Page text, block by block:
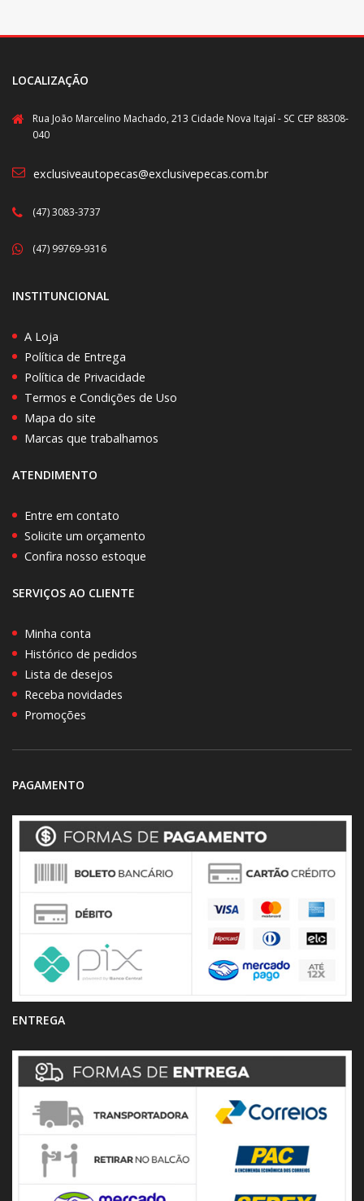
LOCALIZAÇÃO
Rua João Marcelino Machado, 213 Cidade Nova Itajaí - SC CEP 88308-
040
exclusiveautopecas@exclusivepecas.com.br
(47) 3083-3737
(47) 99769-9316
INSTITUNCIONAL
A Loja
Política de Entrega
Política de Privacidade
Termos e Condições de Uso
Mapa do site
Marcas que trabalhamos
ATENDIMENTO
Entre em contato
Solicite um orçamento
Confira nosso estoque
SERVIÇOS AO CLIENTE
Minha conta
Histórico de pedidos
Lista de desejos
Receba novidades
Promoções
PAGAMENTO
ENTREGA